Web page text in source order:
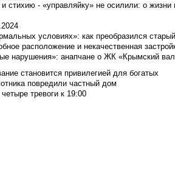
стихию - «управляйку» не осилили: о жизни
условиях»: как преобразился
расположение и некачественная
нарушения»: анапчане о ЖК «Крымский
становится привилегией для богатых
повредили частный дом
тревоги к 19:00